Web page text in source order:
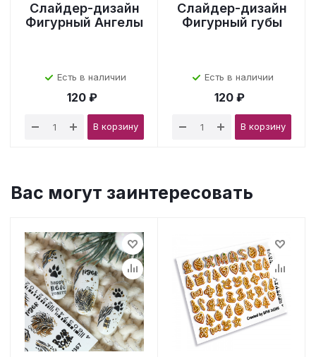
Слайдер-дизайн
Фигурный Ангелы
Есть в наличии
120 ₽
В корзину
Слайдер-дизайн
Фигурный губы
Есть в наличии
120 ₽
В корзину
Вас могут заинтересовать